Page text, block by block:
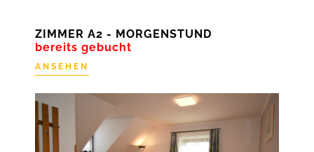
ZIMMER A2 - MORGENSTUND
bereits gebucht
ANSEHEN